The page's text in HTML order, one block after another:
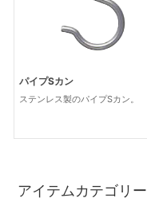
パイプSカン
ステンレス製のパイプSカン。
アイテムカテゴリー